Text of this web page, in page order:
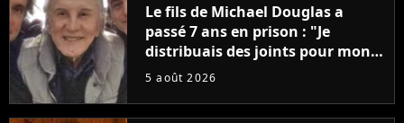
Le fils de Michael Douglas a
passé 7 ans en prison : "Je
distribuais des joints pour mon
père"
5 août 2026